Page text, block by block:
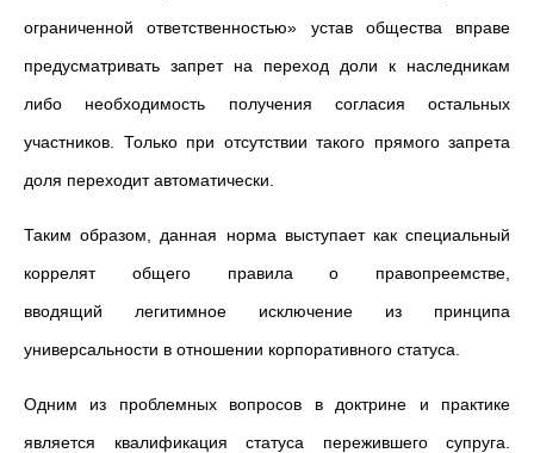
ограниченной ответственностью» устав общества вправе
предусматривать запрет на переход доли к наследникам
либо необходимость получения согласия остальных
участников. Только при отсутствии такого прямого запрета
доля переходит автоматически.
Таким образом, данная норма выступает как специальный
коррелят общего правила о правопреемстве,
вводящий легитимное исключение из принципа
универсальности в отношении корпоративного статуса.
Одним из проблемных вопросов в доктрине и практике
является квалификация статуса пережившего супруга.